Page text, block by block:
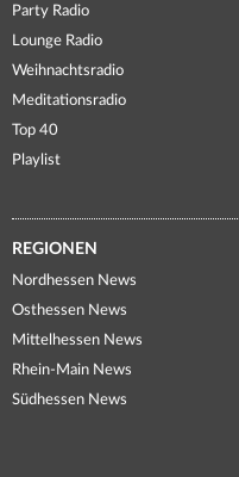
Party Radio
Lounge Radio
Weihnachtsradio
Meditationsradio
Top 40
Playlist
REGIONEN
Nordhessen News
Osthessen News
Mittelhessen News
Rhein-Main News
Südhessen News